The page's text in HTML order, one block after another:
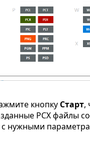
кнопку Старт,
PCX файлы
с нужными